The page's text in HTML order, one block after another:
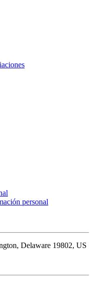
personal
Delaware 19802, US